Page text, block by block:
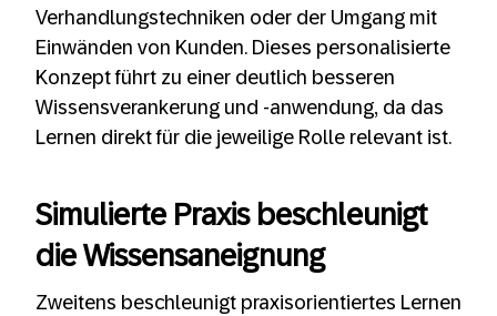
Verhandlungstechniken oder der Umgang mit
Einwänden von Kunden. Dieses personalisierte
Konzept führt zu einer deutlich besseren
Wissensverankerung und -anwendung, da das
Lernen direkt für die jeweilige Rolle relevant ist.
Simulierte Praxis beschleunigt
die Wissensaneignung
Zweitens beschleunigt praxisorientiertes Lernen